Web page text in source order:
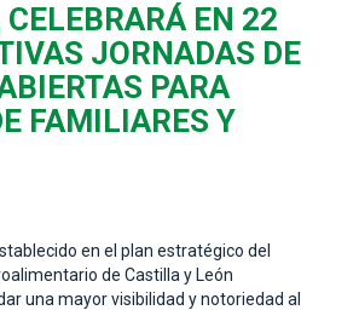
CELEBRARÁ EN 22
JORNADAS DE
PARA
FAMILIARES Y
en el plan estratégico del
de Castilla y León
una mayor visibilidad y notoriedad al